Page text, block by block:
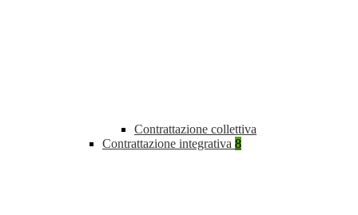
Contrattazione collettiva
Contrattazione integrativa 8